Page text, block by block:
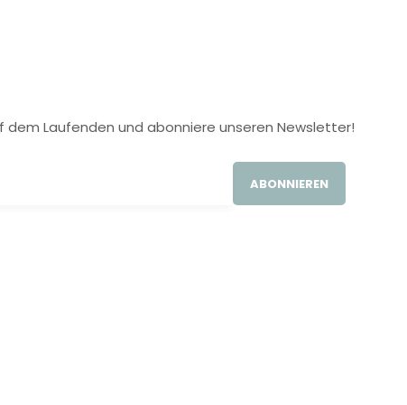
dem Laufenden und abonniere unseren Newsletter!
ABONNIEREN